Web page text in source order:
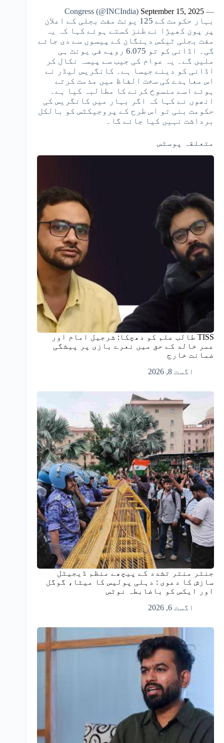
— Congress (@INCIndia)
September 15, 2025
بہار حکومت کے 125 یونٹ مفت بجلی کے اعلان
پر پون کھیڑا نے طنز کستے ہوئے کہا کہ یہ
مفت بجلی ٹیکس دہنگان کے پیسوں سے دی جائے
گی۔ اڈانی کو تو 6.075 روپے فی یونٹ ہی
ملیں گے۔ یہ عوام کی جیب سے پیسہ نکال کر
اڈانی کو دینے جیسا ہے۔ کانگریس لیڈر نے
اس معاہدے کی سخت الفاظ میں مذمت کرتے
ہوئے اسے منسوخ کرنے کا مطالبہ کیا ہے۔
انھوں نے کہا کہ اگر بہار میں کانگریس کی
حکومت بنی تو اس طرح کے پروجیکٹس کو بالکل
برداشت نہیں کیا جائے گا۔
متعلقہ پوسٹس
TISS طالب علم کو دھچکا: شرجیل امام اور
عمر خالد کے حق میں نعرے بازی پر پیشگی
ضمانت خارج
اگست 8, 2026
جنتر منتر تشدد کے پیچھے منظم ڈیجیٹل
سازش کا دعوی : دہلی پولیس کا میٹا، گوگل
اور ایکس کو باضابطہ نوٹس
اگست 6, 2026